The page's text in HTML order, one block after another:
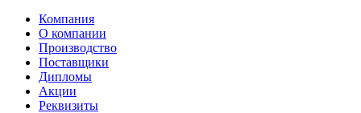
Компания
О компании
Производство
Поставщики
Дипломы
Акции
Реквизиты